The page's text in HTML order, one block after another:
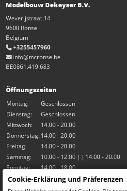
Modelbouw Dekeyser B.V.
Weverijstraat 14
9600 Ronse
Belgium
+3255457960
info@mcronse.be
BE0861.419.683
Öffnungszeiten
Montag:
Geschlossen
Dienstag:
Geschlossen
Mittwoch:
14.00 - 20.00
Donnerstag:14.00 - 20.00
Freitag:
14.00 - 20.00
Samstag:
10.00 - 12.00 || 14.00 - 20.00
Sonntag:
14.00 - 18.00
Cookie-Erklärung und Präferenzen